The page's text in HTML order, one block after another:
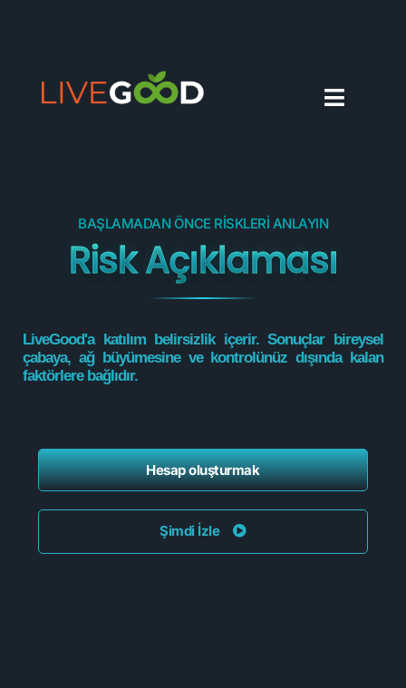
BAŞLAMADAN ÖNCE RISKLERI ANLAYIN
Risk Açıklaması
LiveGood'a katılım belirsizlik içerir. Sonuçlar bireysel
çabaya, ağ büyümesine ve kontrolünüz dışında kalan
faktörlere bağlıdır.
Hesap oluşturmak
Şimdi İzle